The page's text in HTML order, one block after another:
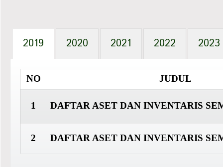
2019 2020 2021 2022 2023
NO JUDUL
1 DAFTAR ASET DAN INVENTARIS
2 DAFTAR ASET DAN INVENTARIS